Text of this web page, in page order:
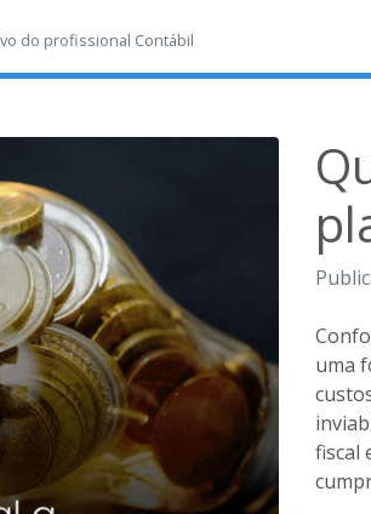
do profissional Contábil
uma
fiscal